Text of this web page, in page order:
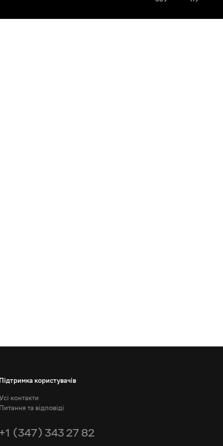
Підтримка користувачів
контакти
Питання та відповіді
+1 (347) 343 27 82